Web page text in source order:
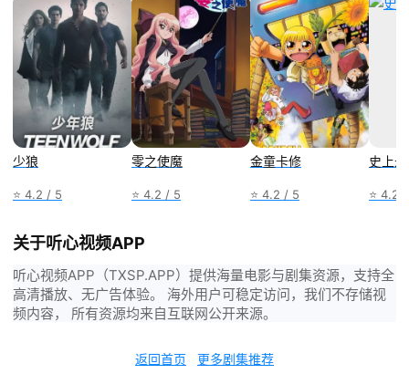
少狼
⭐ 4.2 / 5
零之使魔
⭐ 4.2 / 5
金童卡修
⭐ 4.2 / 5
史上
⭐ 4.2
关于听心视频APP
听心视频APP（TXSP.APP）提供海量电影与剧集资源，支持全
高清播放、无广告体验。 海外用户可稳定访问，我们不存储视
频内容， 所有资源均来自互联网公开来源。
返回首页 更多剧集推荐